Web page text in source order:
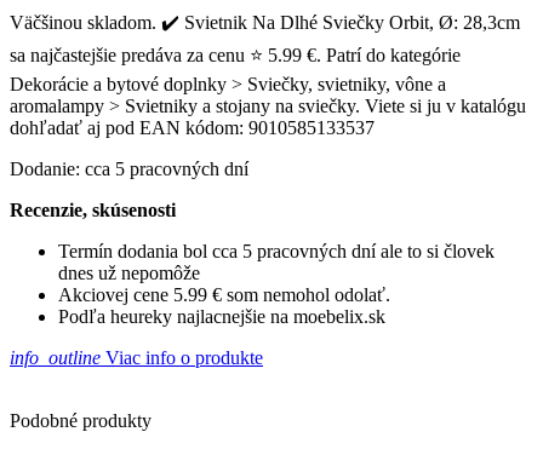
Väčšinou skladom. ✔️ Svietnik Na Dlhé Sviečky Orbit, Ø: 28,3cm
sa najčastejšie predáva za cenu ⭐ 5.99 €. Patrí do kategórie
Dekorácie a bytové doplnky > Sviečky, svietniky, vône a
aromalampy > Svietniky a stojany na sviečky. Viete si ju v katalógu
dohľadať aj pod EAN kódom: 9010585133537
Dodanie: cca 5 pracovných dní
Recenzie, skúsenosti
Termín dodania bol cca 5 pracovných dní ale to si človek
dnes už nepomôže
Akciovej cene 5.99 € som nemohol odolať.
Podľa heureky najlacnejšie na moebelix.sk
info_outline Viac info o produkte
Podobné produkty